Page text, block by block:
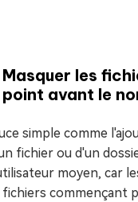
les
avant le
simple comme
fichier ou d'un
moyen, car
commençant